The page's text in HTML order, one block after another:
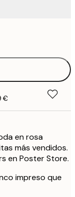
€
en rosa
más vendidos.
en Poster Store.
impreso que